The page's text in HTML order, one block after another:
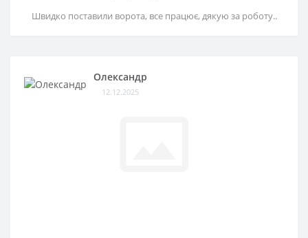
Швидко поставили ворота, все працює, дякую за роботу..
Олександр
12.12.2025